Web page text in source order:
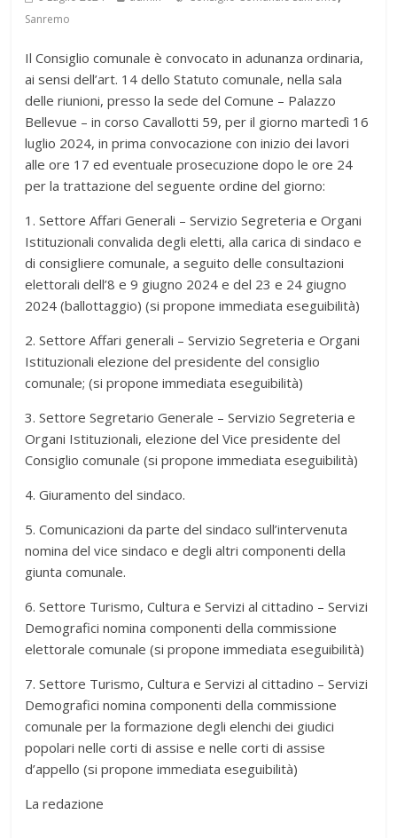
Sanremo
Il Consiglio comunale è convocato in adunanza ordinaria,
ai sensi dell’art. 14 dello Statuto comunale, nella sala
delle riunioni, presso la sede del Comune – Palazzo
Bellevue – in corso Cavallotti 59, per il giorno martedì 16
luglio 2024, in prima convocazione con inizio dei lavori
alle ore 17 ed eventuale prosecuzione dopo le ore 24
per la trattazione del seguente ordine del giorno:
1. Settore Affari Generali – Servizio Segreteria e Organi
Istituzionali convalida degli eletti, alla carica di sindaco e
di consigliere comunale, a seguito delle consultazioni
elettorali dell’8 e 9 giugno 2024 e del 23 e 24 giugno
2024 (ballottaggio) (si propone immediata eseguibilità)
2. Settore Affari generali – Servizio Segreteria e Organi
Istituzionali elezione del presidente del consiglio
comunale; (si propone immediata eseguibilità)
3. Settore Segretario Generale – Servizio Segreteria e
Organi Istituzionali, elezione del Vice presidente del
Consiglio comunale (si propone immediata eseguibilità)
4. Giuramento del sindaco.
5. Comunicazioni da parte del sindaco sull’intervenuta
nomina del vice sindaco e degli altri componenti della
giunta comunale.
6. Settore Turismo, Cultura e Servizi al cittadino – Servizi
Demografici nomina componenti della commissione
elettorale comunale (si propone immediata eseguibilità)
7. Settore Turismo, Cultura e Servizi al cittadino – Servizi
Demografici nomina componenti della commissione
comunale per la formazione degli elenchi dei giudici
popolari nelle corti di assise e nelle corti di assise
d’appello (si propone immediata eseguibilità)
La redazione